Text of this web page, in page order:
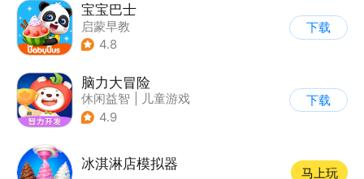
宝宝巴士
启蒙早教
| 儿童益智游戏
4.8
下载
脑力大冒险
休闲益智
儿童游戏
| 卡通
4.9
下载
冰淇淋店模拟器
马上玩